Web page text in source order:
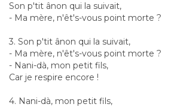
Son p'tit ânon qui la suivait,
- Ma mère, n'êt's-vous point morte ?
3. Son p'tit ânon qui la suivait,
- Ma mère, n'êt's-vous point morte ?
- Nani-dà, mon petit fils,
Car je respire encore !
4. Nani-dà, mon petit fils,